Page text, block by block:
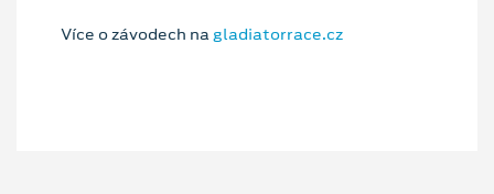
Více o závodech na gladiatorrace.cz